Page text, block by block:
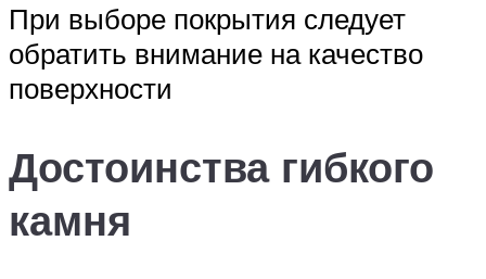
При выборе покрытия следует
обратить внимание на качество
поверхности
Достоинства гибкого
камня